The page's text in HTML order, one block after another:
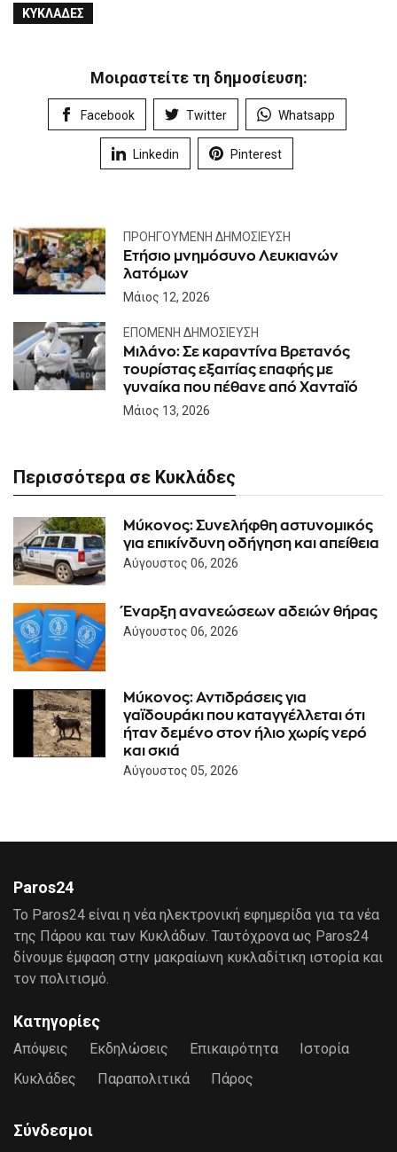
ΚΥΚΛΆΔΕΣ
Μοιραστείτε τη δημοσίευση:
Facebook Twitter Whatsapp
Linkedin Pinterest
ΠΡΟΗΓΟΎΜΕΝΗ ΔΗΜΟΣΊΕΥΣΗ
Ετήσιο μνημόσυνο Λευκιανών
λατόμων
Μάιος 12, 2026
ΕΠΌΜΕΝΗ ΔΗΜΟΣΊΕΥΣΗ
Μιλάνο: Σε καραντίνα Βρετανός
τουρίστας εξαιτίας επαφής με
γυναίκα που πέθανε από Χανταϊό
Μάιος 13, 2026
Περισσότερα σε Κυκλάδες
Μύκονος: Συνελήφθη αστυνομικός
για επικίνδυνη οδήγηση και απείθεια
Αύγουστος 06, 2026
Έναρξη ανανεώσεων αδειών θήρας
Αύγουστος 06, 2026
Μύκονος: Αντιδράσεις για
γαϊδουράκι που καταγγέλλεται ότι
ήταν δεμένο στον ήλιο χωρίς νερό
και σκιά
Αύγουστος 05, 2026
Paros24
Το Paros24 είναι η νέα ηλεκτρονική εφημερίδα για τα νέα
της Πάρου και των Κυκλάδων. Ταυτόχρονα ως Paros24
δίνουμε έμφαση στην μακραίωνη κυκλαδίτικη ιστορία και
τον πολιτισμό.
Κατηγορίες
Απόψεις Εκδηλώσεις Επικαιρότητα
Ιστορία
Κυκλάδες
Παραπολιτικά Πάρος
Σύνδεσμοι